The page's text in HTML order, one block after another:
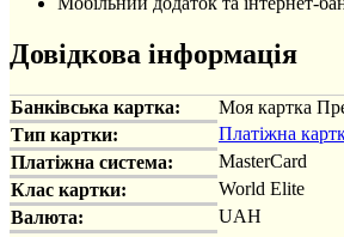
Довідкова інформація
Банківська картка:
Моя картка
Тип картки:
Платіжна
Платіжна система:
MasterCard
Клас картки:
World Elite
Валюта:
UAH